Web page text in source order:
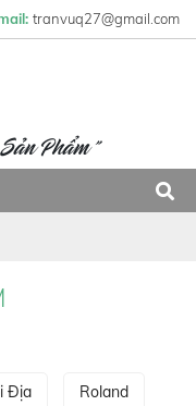
tranvuq27@gmail.com
Sản Phẩm "
Địa Roland